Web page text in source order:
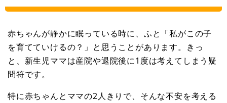
赤ちゃんが静かに眠っている時に、ふと「私がこの子
を育てていけるの？」と思うことがあります。きっ
と、新生児ママは産院や退院後に1度は考えてしまう疑
問符です。
特に赤ちゃんとママの2人きりで、そんな不安を考える